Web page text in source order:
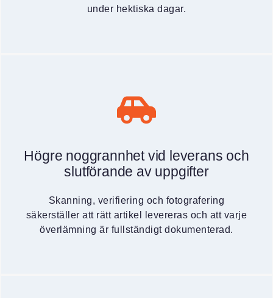
under hektiska dagar.
Högre noggrannhet vid leverans och
slutförande av uppgifter
Skanning, verifiering och fotografering
säkerställer att rätt artikel levereras och att varje
överlämning är fullständigt dokumenterad.